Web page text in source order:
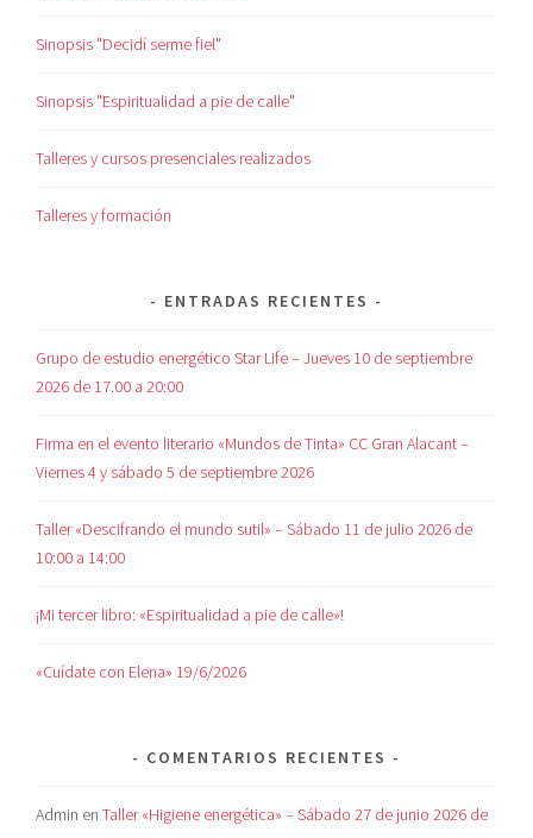
Sinopsis "Decidí serme fiel"
Sinopsis "Espiritualidad a pie de calle"
Talleres y cursos presenciales realizados
Talleres y formación
ENTRADAS RECIENTES
Grupo de estudio energético Star Life – Jueves 10 de septiembre
2026 de 17.00 a 20:00
Firma en el evento literario «Mundos de Tinta» CC Gran Alacant –
Viernes 4 y sábado 5 de septiembre 2026
Taller «Descifrando el mundo sutil» – Sábado 11 de julio 2026 de
10:00 a 14:00
¡Mi tercer libro: «Espiritualidad a pie de calle»!
«Cuídate con Elena» 19/6/2026
COMENTARIOS RECIENTES
Admin enTaller «Higiene energética» – Sábado 27 de junio 2026 de